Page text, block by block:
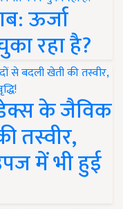
ऊर्जा
रहा है?
के जैविक
तस्वीर,
में भी हुई